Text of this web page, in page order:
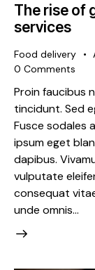
The rise of
services
Food delivery
0 Comments
Proin faucibus
tincidunt. Sed
Fusce sodales
ipsum eget
dapibus.
vulputate
consequat
unde omnis…